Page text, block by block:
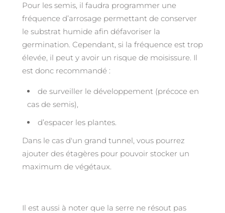
Pour les semis, il faudra programmer une
fréquence d’arrosage permettant de conserver
le substrat humide afin défavoriser la
germination. Cependant, si la fréquence est trop
élevée, il peut y avoir un risque de moisissure. Il
est donc recommandé :
de surveiller le développement (précoce en
cas de semis),
d’espacer les plantes.
Dans le cas d'un grand tunnel, vous pourrez
ajouter des étagères pour pouvoir stocker un
maximum de végétaux.
Il est aussi à noter que la serre ne résout pas